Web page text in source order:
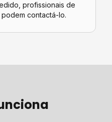
profissionais de
contactá-lo.